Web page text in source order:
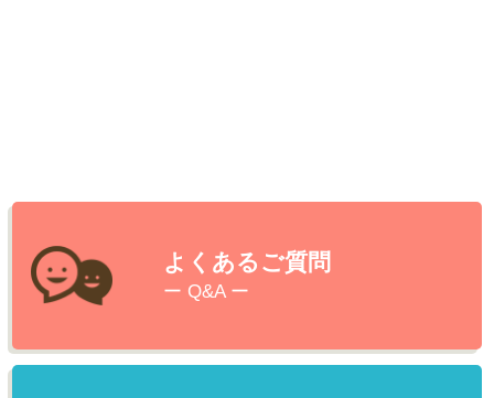
よくあるご質問
ー Q&A ー